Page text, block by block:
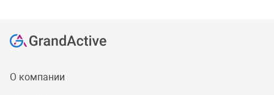
О компании